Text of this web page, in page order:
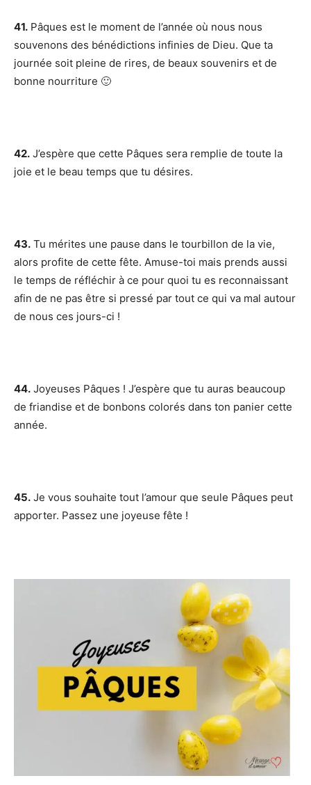
41. Pâques est le moment de l’année où nous nous
souvenons des bénédictions infinies de Dieu. Que ta
journée soit pleine de rires, de beaux souvenirs et de
bonne nourriture 🙂
42. J’espère que cette Pâques sera remplie de toute la
joie et le beau temps que tu désires.
43. Tu mérites une pause dans le tourbillon de la vie,
alors profite de cette fête. Amuse-toi mais prends aussi
le temps de réfléchir à ce pour quoi tu es reconnaissant
afin de ne pas être si pressé par tout ce qui va mal autour
de nous ces jours-ci !
44. Joyeuses Pâques ! J’espère que tu auras beaucoup
de friandise et de bonbons colorés dans ton panier cette
année.
45. Je vous souhaite tout l’amour que seule Pâques peut
apporter. Passez une joyeuse fête !